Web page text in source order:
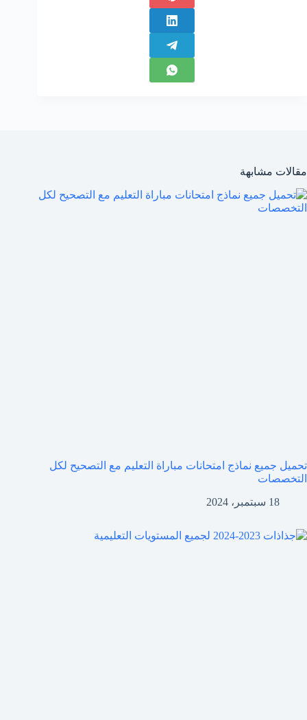
مقالات مشابهة
تحميل جميع نماذج امتحانات مباراة التعليم مع التصحيح لكل
التخصصات
18 سبتمبر، 2024